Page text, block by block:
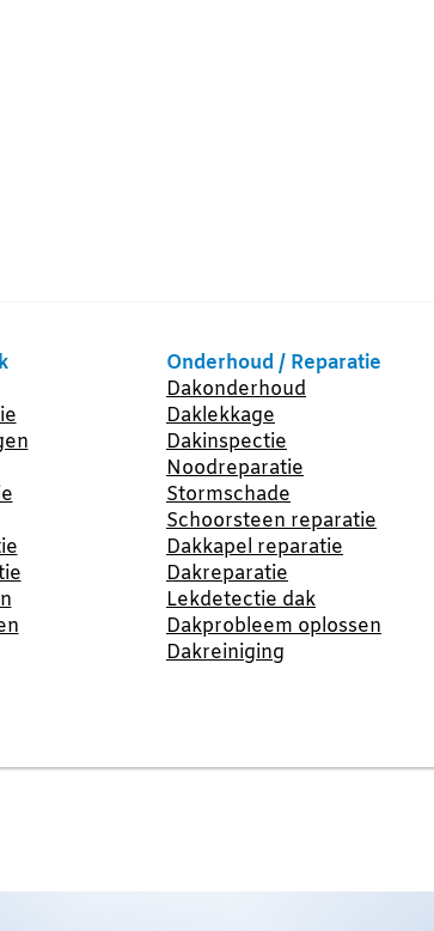
Onderhoud / Reparatie
Dakonderhoud
Daklekkage
Dakinspectie
Noodreparatie
Stormschade
Schoorsteen reparatie
Dakkapel reparatie
Dakreparatie
Lekdetectie dak
Dakprobleem oplossen
Dakreiniging